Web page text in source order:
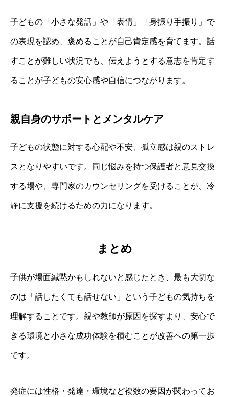
子どもの「小さな発話」や「表情」「身振り手振り」で
の表現を認め、褒めることが自己肯定感を育てます。話
すことが難しい状況でも、伝えようとする意志を肯定す
ることが子どもの安心感や自信につながります。
親自身のサポートとメンタルケア
子どもの状態に対する心配や不安、孤立感は親のストレ
スとなりやすいです。同じ悩みを持つ保護者と意見交換
する場や、専門家のカウンセリングを受けることが、冷
静に支援を続けるための力になります。
まとめ
子供が場面緘黙かもしれないと感じたとき、最も大切な
のは「話したくても話せない」という子どもの気持ちを
理解することです。親や教師が原因を探すより、安心で
きる環境と小さな成功体験を積むことが改善への第一歩
です。
発症には性格・発達・環境など複数の要因が関わってお